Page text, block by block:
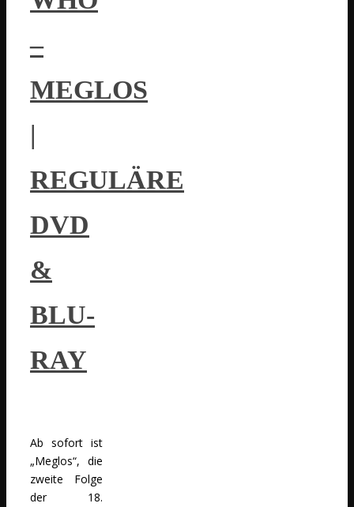
–
MEGLOS
|
REGULÄRE
DVD
&
BLU-
RAY
Ab sofort ist
„Meglos“, die
zweite Folge
der 18.